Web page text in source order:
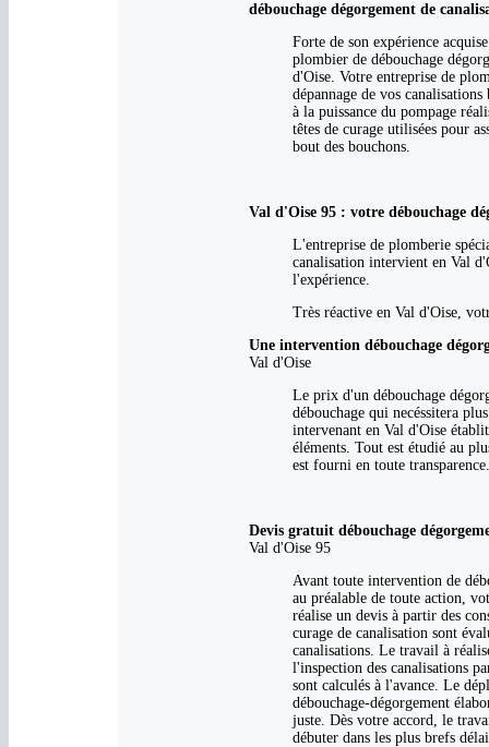
débouchage dégorgement de
Forte de son expérience
plombier de débouchage
d'Oise. Votre entreprise de
dépannage de vos
à la puissance du pompage
têtes de curage utilisées pour
bout des bouchons.
Val d'Oise 95 : votre débouchage
L'entreprise de plomberie
canalisation intervient en Val
l'expérience.
Très réactive en Val d'Oise,
Une intervention débouchage
Val d'Oise
Le prix d'un débouchage
débouchage qui necéssitera
intervenant en Val d'Oise
éléments. Tout est étudié au
est fourni en toute transparence.
Devis gratuit débouchage
Val d'Oise 95
Avant toute intervention de
au préalable de toute action,
réalise un devis à partir des
curage de canalisation sont
canalisations. Le travail à
l'inspection des canalisations
sont calculés à l'avance. Le
débouchage-dégorgement
juste. Dès votre accord, le
débuter dans les plus brefs